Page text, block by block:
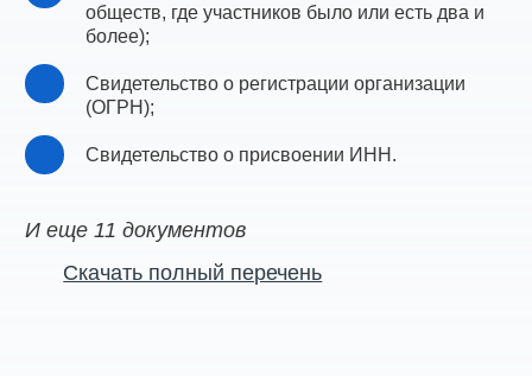
обществ, где участников было или есть два и
более);
Свидетельство о регистрации организации
(ОГРН);
Свидетельство о присвоении ИНН.
И еще 11 документов
Скачать полный перечень